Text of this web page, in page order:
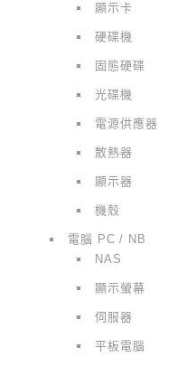
顯示卡
硬碟機
固態硬碟
光碟機
電源供應器
散熱器
顯示器
機殼
電腦 PC / NB
NAS
顯示螢幕
伺服器
平板電腦